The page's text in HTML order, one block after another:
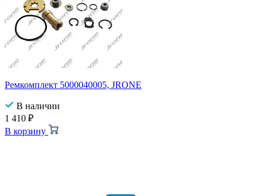
Ремкомплект 5000040005, JRONE
В наличии
1 410 ₽
В корзину